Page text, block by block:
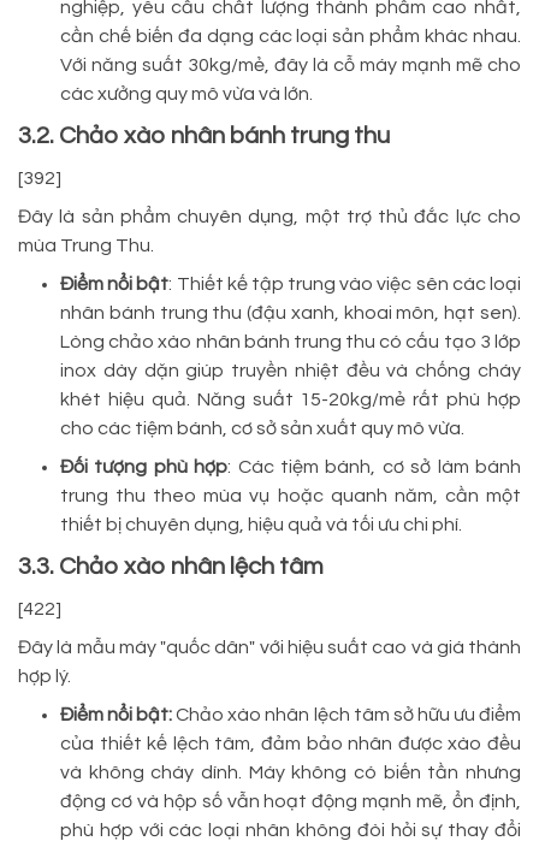
nghiệp, yêu cầu chất lượng thành phẩm cao nhất,
cần chế biến đa dạng các loại sản phẩm khác nhau.
Với năng suất 30kg/mẻ, đây là cỗ máy mạnh mẽ cho
các xưởng quy mô vừa và lớn.
3.2. Chảo xào nhân bánh trung thu
[392]
Đây là sản phẩm chuyên dụng, một trợ thủ đắc lực cho
mùa Trung Thu.
Điểm nổi bật: Thiết kế tập trung vào việc sên các loại
nhân bánh trung thu (đậu xanh, khoai môn, hạt sen).
Lòng chảo xào nhân bánh trung thu có cấu tạo 3 lớp
inox dày dặn giúp truyền nhiệt đều và chống cháy
khét hiệu quả. Năng suất 15-20kg/mẻ rất phù hợp
cho các tiệm bánh, cơ sở sản xuất quy mô vừa.
Đối tượng phù hợp: Các tiệm bánh, cơ sở làm bánh
trung thu theo mùa vụ hoặc quanh năm, cần một
thiết bị chuyên dụng, hiệu quả và tối ưu chi phí.
3.3. Chảo xào nhân lệch tâm
[422]
Đây là mẫu máy "quốc dân" với hiệu suất cao và giá thành
hợp lý.
Điểm nổi bật:Chảo xào nhân lệch tâm sở hữu ưu điểm
của thiết kế lệch tâm, đảm bảo nhân được xào đều
và không cháy dính. Máy không có biến tần nhưng
động cơ và hộp số vẫn hoạt động mạnh mẽ, ổn định,
phù hợp với các loại nhân không đòi hỏi sự thay đổi